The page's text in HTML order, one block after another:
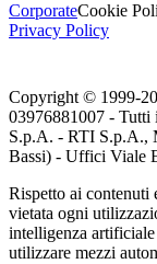
CorporateCookie
Privacy Policy
Copyright © 1999-
03976881007 - Tutti
S.p.A. - RTI S.p.A.,
Bassi) - Uffici Viale
Rispetto ai contenuti
vietata ogni
intelligenza
utilizzare mezzi